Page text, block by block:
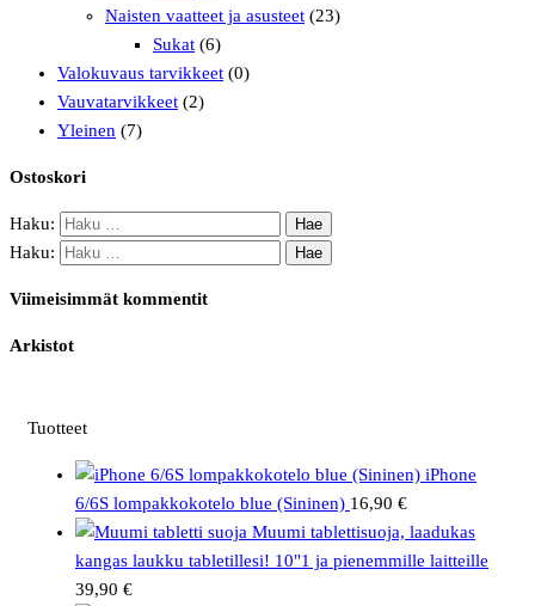
Naisten vaatteet ja asusteet (23)
Sukat (6)
Valokuvaus tarvikkeet (0)
Vauvatarvikkeet (2)
Yleinen (7)
Ostoskori
Haku:
Haku:
Viimeisimmät kommentit
Arkistot
Tuotteet
iPhone
6/6S lompakkokotelo blue (Sininen) 16,90 €
Muumi tablettisuoja, laadukas
kangas laukku tabletillesi! 10"1 ja pienemmille laitteille
39,90 €